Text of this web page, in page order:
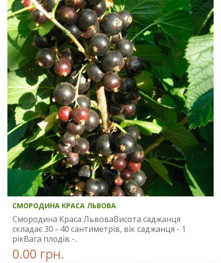
СМОРОДИНА КРАСА ЛЬВОВА
Смородина Краса ЛьвоваВисота саджанця
складає 30 - 40 сантиметрів, вік саджанця - 1
рікВага плодів -..
0.00 грн.